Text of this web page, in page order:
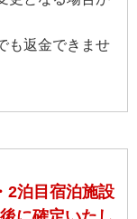
も返金できませ
2泊目宿泊施設